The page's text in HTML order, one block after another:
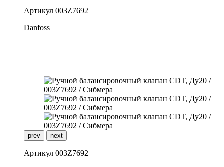
Артикул 003Z7692
Danfoss
prev next
Артикул 003Z7692